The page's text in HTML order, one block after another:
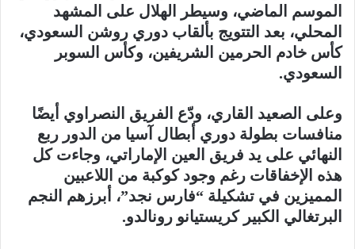
الموسم الماضي، وسيطر الهلال على المشهد
المحلي، بعد التتويج بألقاب دوري روشن السعودي،
كأس خادم الحرمين الشريفين، وكأس السوبر
السعودي.
وعلى الصعيد القاري، ودّع الفريق النصراوي أيضًا
منافسات بطولة دوري أبطال آسيا من الدور ربع
النهائي على يد فريق العين الإماراتي، وجاءت كل
هذه الإخفاقات رغم وجود كوكبة من اللاعبين
المميزين في تشكيلة “فارس نجد”، أبرزهم النجم
البرتغالي الكبير كريستيانو رونالدو.